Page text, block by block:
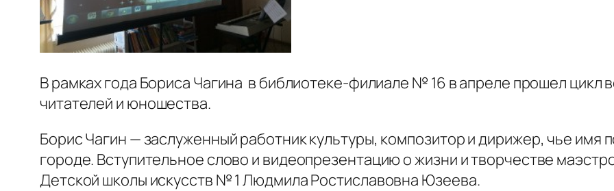
В рамках года Бориса Чагина в библиотеке-филиале № 16 в апреле прошел цикл
читателей и юношества.
Борис Чагин — заслуженный работник культуры, композитор и дирижер, чье имя
городе. Вступительное слово и видеопрезентацию о жизни и творчестве
Детской школы искусств № 1 Людмила Ростиславовна Юзеева.